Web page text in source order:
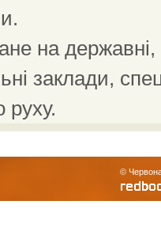
на державні,
заклади,
руху.
©